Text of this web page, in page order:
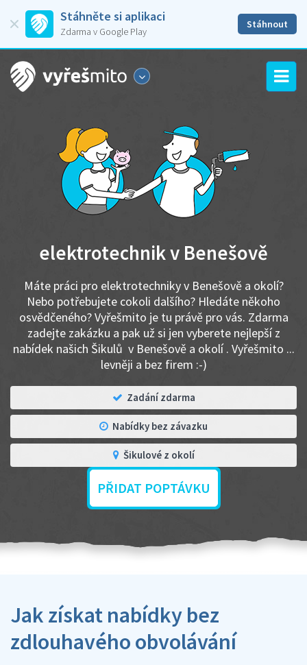
Stáhněte si aplikaci
Zdarma v Google Play
Stáhnout
elektrotechnik v Benešově
Máte práci pro elektrotechniky v Benešově a okolí?
Nebo potřebujete cokoli dalšího? Hledáte někoho
osvědčeného? Vyřešmito je tu právě pro vás. Zdarma
zadejte zakázku a pak už si jen vyberete nejlepší z
nabídek našich Šikulů v Benešově a okolí . Vyřešmito ...
levněji a bez firem :-)
Zadání zdarma
Nabídky bez závazku
Šikulové z okolí
PŘIDAT POPTÁVKU
Jak získat nabídky bez
zdlouhavého obvolávání